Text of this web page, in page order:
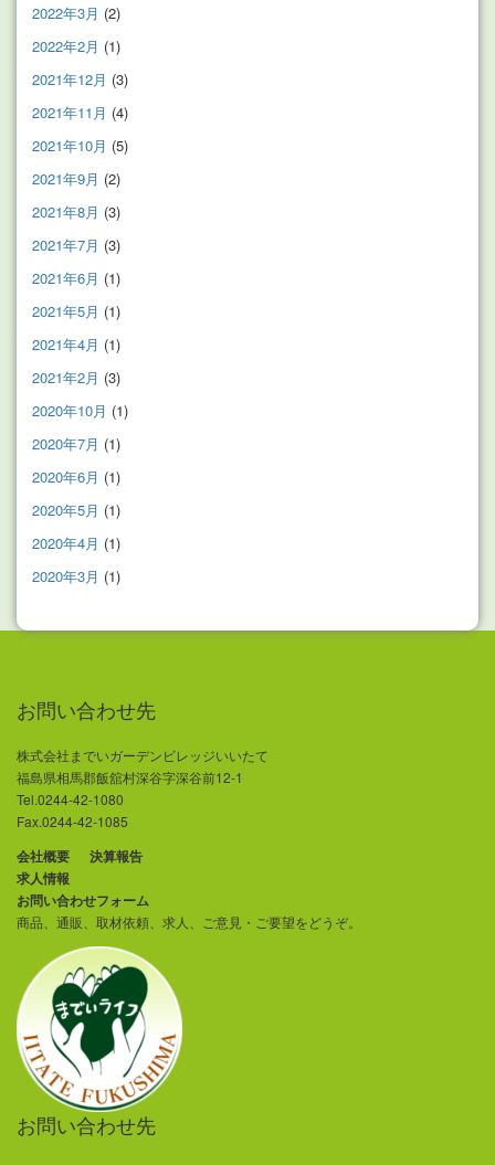
2022年3月 (2)
2022年2月 (1)
2021年12月 (3)
2021年11月 (4)
2021年10月 (5)
2021年9月 (2)
2021年8月 (3)
2021年7月 (3)
2021年6月 (1)
2021年5月 (1)
2021年4月 (1)
2021年2月 (3)
2020年10月 (1)
2020年7月 (1)
2020年6月 (1)
2020年5月 (1)
2020年4月 (1)
2020年3月 (1)
お問い合わせ先
株式会社までいガーデンビレッジいいたて
福島県相馬郡飯舘村深谷字深谷前12-1
Tel.0244-42-1080
Fax.0244-42-1085
会社概要
決算報告
求人情報
お問い合わせフォーム
商品、通販、取材依頼、求人、ご意見・ご要望をどうぞ。
お問い合わせ先